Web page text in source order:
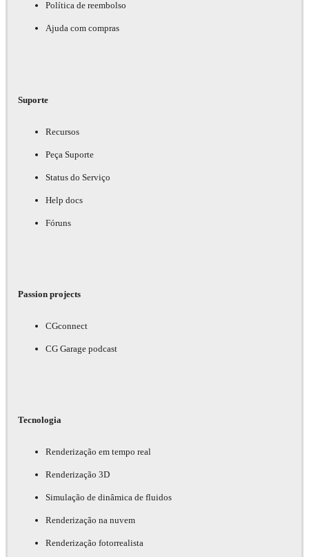
Política de reembolso
Ajuda com compras
Suporte
Recursos
Peça Suporte
Status do Serviço
Help docs
Fóruns
Passion projects
CGconnect
CG Garage podcast
Tecnologia
Renderização em tempo real
Renderização 3D
Simulação de dinâmica de fluidos
Renderização na nuvem
Renderização fotorrealista